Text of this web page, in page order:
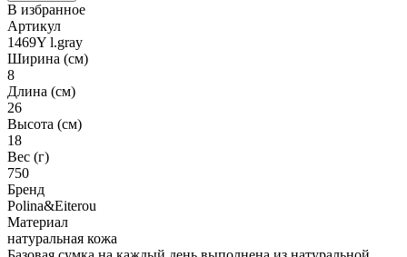
В избранное
Артикул
1469Y l.gray
Ширина (см)
8
Длина (см)
26
Высота (см)
18
Вес (г)
750
Бренд
Polina&Eiterou
Материал
натуральная кожа